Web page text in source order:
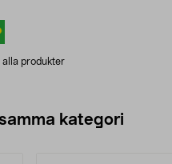
alla produkter
kategori